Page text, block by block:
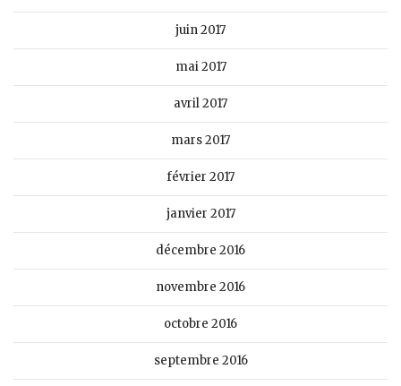
juin 2017
mai 2017
avril 2017
mars 2017
février 2017
janvier 2017
décembre 2016
novembre 2016
octobre 2016
septembre 2016